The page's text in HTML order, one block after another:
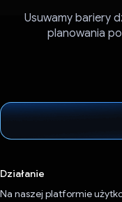
Usuwamy bariery
planowania
Działanie
Na naszej platformie